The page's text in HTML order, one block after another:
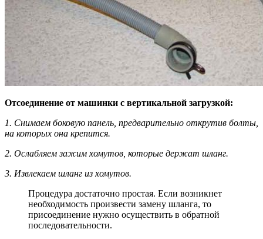
Отсоединение от машинки с вертикальной загрузкой:
1. Снимаем боковую панель, предварительно открутив болты,
на которых она крепится.
2. Ослабляем зажим хомутов, которые держат шланг.
3. Извлекаем шланг из хомутов.
Процедура достаточно простая. Если возникнет
необходимость произвести замену шланга, то
присоединение нужно осуществить в обратной
последовательности.